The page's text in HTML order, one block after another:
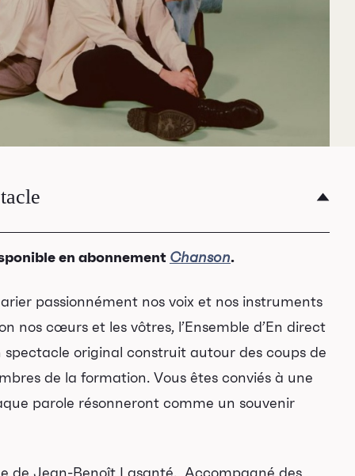
en abonnement Chanson.
passionnément nos voix et nos instruments
nos cœurs et les vôtres, l’Ensemble d’En direct
spectacle original construit autour des coups de
de la formation. Vous êtes conviés à une
parole résonneront comme un souvenir